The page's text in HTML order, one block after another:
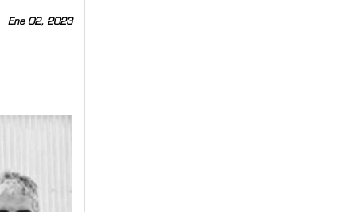
Ene 02, 2023